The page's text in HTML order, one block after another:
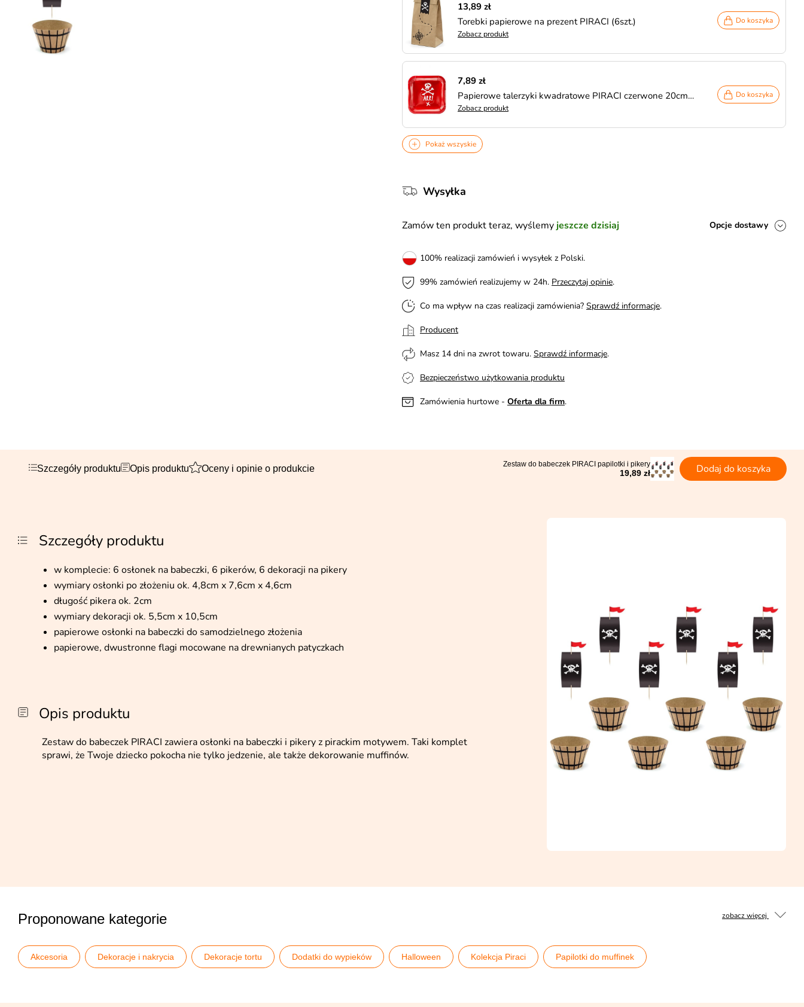
13,89 zł
Torebki papierowe na prezent PIRACI (6szt.)
Zobacz produkt
Do koszyka
7,89 zł
Papierowe talerzyki kwadratowe PIRACI czerwone 20cm
(6szt.)
Zobacz produkt
Do koszyka
Pokaż wszyskie
Wysyłka
Zamów ten produkt teraz, wyślemy jeszcze dzisiaj Opcje dostawy
100% realizacji zamówień i wysyłek z Polski.
99% zamówień realizujemy w 24h. Przeczytaj opinie.
Co ma wpływ na czas realizacji zamówienia? Sprawdź informacje.
Producent
Masz 14 dni na zwrot towaru. Sprawdź informacje.
Bezpieczeństwo użytkowania produktu
Zamówienia hurtowe - Oferta dla firm.
Szczegóły produktu Opis produktu Oceny i opinie o produkcie Zestaw do babeczek PIRACI papilotki i pikery
19,89 zł Dodaj do koszyka
Szczegóły produktu
w komplecie: 6 osłonek na babeczki, 6 pikerów, 6 dekoracji na pikery
wymiary osłonki po złożeniu ok. 4,8cm x 7,6cm x 4,6cm
długość pikera ok. 2cm
wymiary dekoracji ok. 5,5cm x 10,5cm
papierowe osłonki na babeczki do samodzielnego złożenia
papierowe, dwustronne flagi mocowane na drewnianych patyczkach
Opis produktu
Zestaw do babeczek PIRACI zawiera osłonki na babeczki i pikery z pirackim motywem. Taki komplet
sprawi, że Twoje dziecko pokocha nie tylko jedzenie, ale także dekorowanie muffinów.
zobacz więcej
Proponowane kategorie
Akcesoria Dekoracje i nakrycia Dekoracje tortu Dodatki do wypieków Halloween Kolekcja Piraci Papilotki do muffinek